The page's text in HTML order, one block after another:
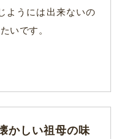
ようには出来ないの
いです。
かしい祖母の味